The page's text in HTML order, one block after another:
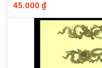
45.000 ₫